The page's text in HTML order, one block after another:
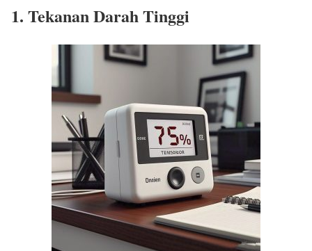
1. Tekanan Darah Tinggi